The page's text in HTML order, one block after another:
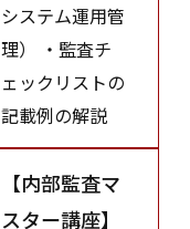
システム運用管
理） ・監査チ
ェックリストの
記載例の解説
【内部監査マ
スター講座】